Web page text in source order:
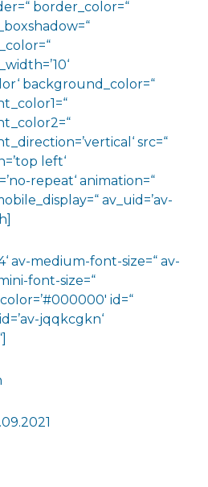
border_color=“
background_color=“
src=“
left‘
repeat‘ animation=“
av_uid=’av-
av-medium-font-size=“ av-
font-size=“
id=“
jqqkcgkn‘